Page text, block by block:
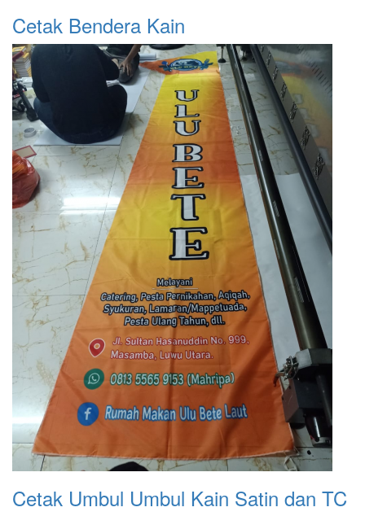
Cetak Bendera Kain
Cetak Umbul Umbul Kain Satin dan TC